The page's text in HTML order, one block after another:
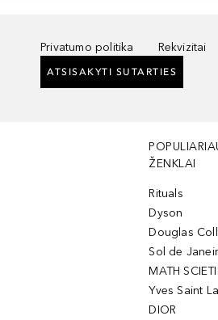
Privatumo politika Rekvizitai
ATSISAKYTI SUTARTIES
ŽENKLAI
Rituals
Dyson
Douglas
Sol de
MATH
Yves Saint
DIOR